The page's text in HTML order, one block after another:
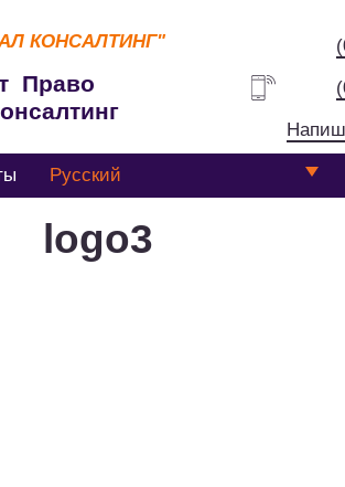
КОНСАЛТИНГ"
Право
Русский
logo3